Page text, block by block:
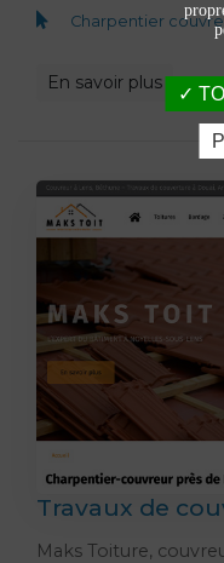
Charpentier
En savoir plus
Travaux de
Maks Toiture,